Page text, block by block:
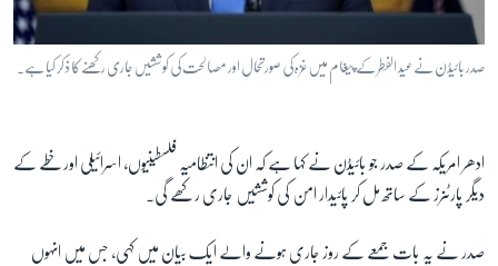
صدر بائیڈن نے عید الفطر کے پیغام میں غزہ کی صورتحال اور مصالحت کی کوششیں جاری رکھنے کا ذکر کیا ہے۔
ادھر امریکہ کے صدر جو بائیڈن نے کہا ہے کہ ان کی انتظامیہ فلسطینیوں، اسرائیلی اور خطے کے
دیگر پارٹنرز کے ساتھ مل کر پائیدار امن کی کوششیں جاری رکھے گی۔
صدر نے یہ بات جمعے کے روز جاری ہونے والے ایک بیان میں کہی، جس میں انہوں